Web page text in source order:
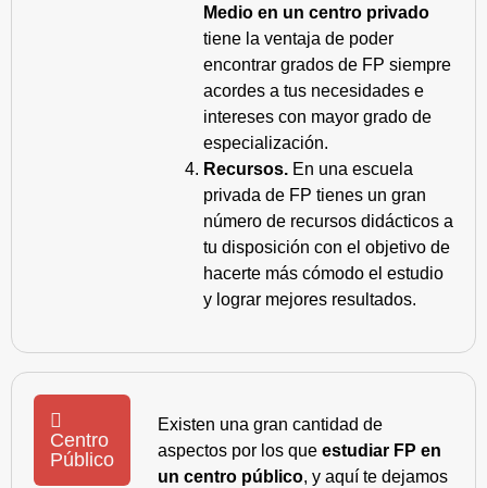
Medio en un centro privado
tiene la ventaja de poder
encontrar grados de FP siempre
acordes a tus necesidades e
intereses con mayor grado de
especialización.
Recursos. En una escuela
privada de FP tienes un gran
número de recursos didácticos a
tu disposición con el objetivo de
hacerte más cómodo el estudio
y lograr mejores resultados.
Centro
Público
Existen una gran cantidad de
aspectos por los que estudiar FP en
un centro público, y aquí te dejamos